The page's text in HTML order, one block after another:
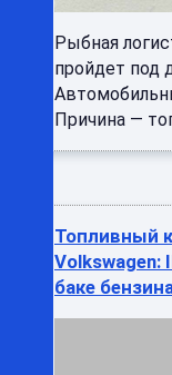
Топливный
Volkswagen:
баке бензина